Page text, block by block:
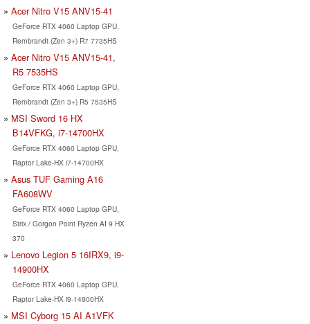
Acer Nitro V15 ANV15-41
GeForce RTX 4060 Laptop GPU,
Rembrandt (Zen 3+) R7 7735HS
Acer Nitro V15 ANV15-41,
R5 7535HS
GeForce RTX 4060 Laptop GPU,
Rembrandt (Zen 3+) R5 7535HS
MSI Sword 16 HX
B14VFKG, i7-14700HX
GeForce RTX 4060 Laptop GPU,
Raptor Lake-HX i7-14700HX
Asus TUF Gaming A16
FA608WV
GeForce RTX 4060 Laptop GPU,
Strix / Gorgon Point Ryzen AI 9 HX
370
Lenovo Legion 5 16IRX9, i9-
14900HX
GeForce RTX 4060 Laptop GPU,
Raptor Lake-HX i9-14900HX
MSI Cyborg 15 AI A1VFK